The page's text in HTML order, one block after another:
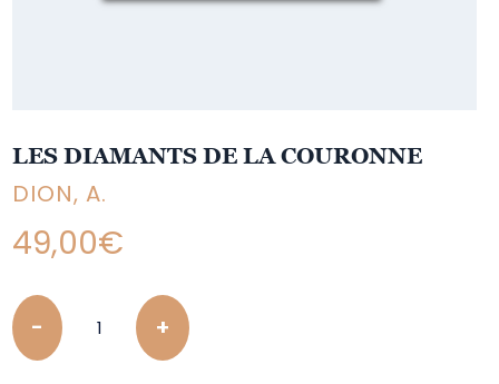
LES DIAMANTS DE LA COURONNE
DION, A.
49,00€
Quantity